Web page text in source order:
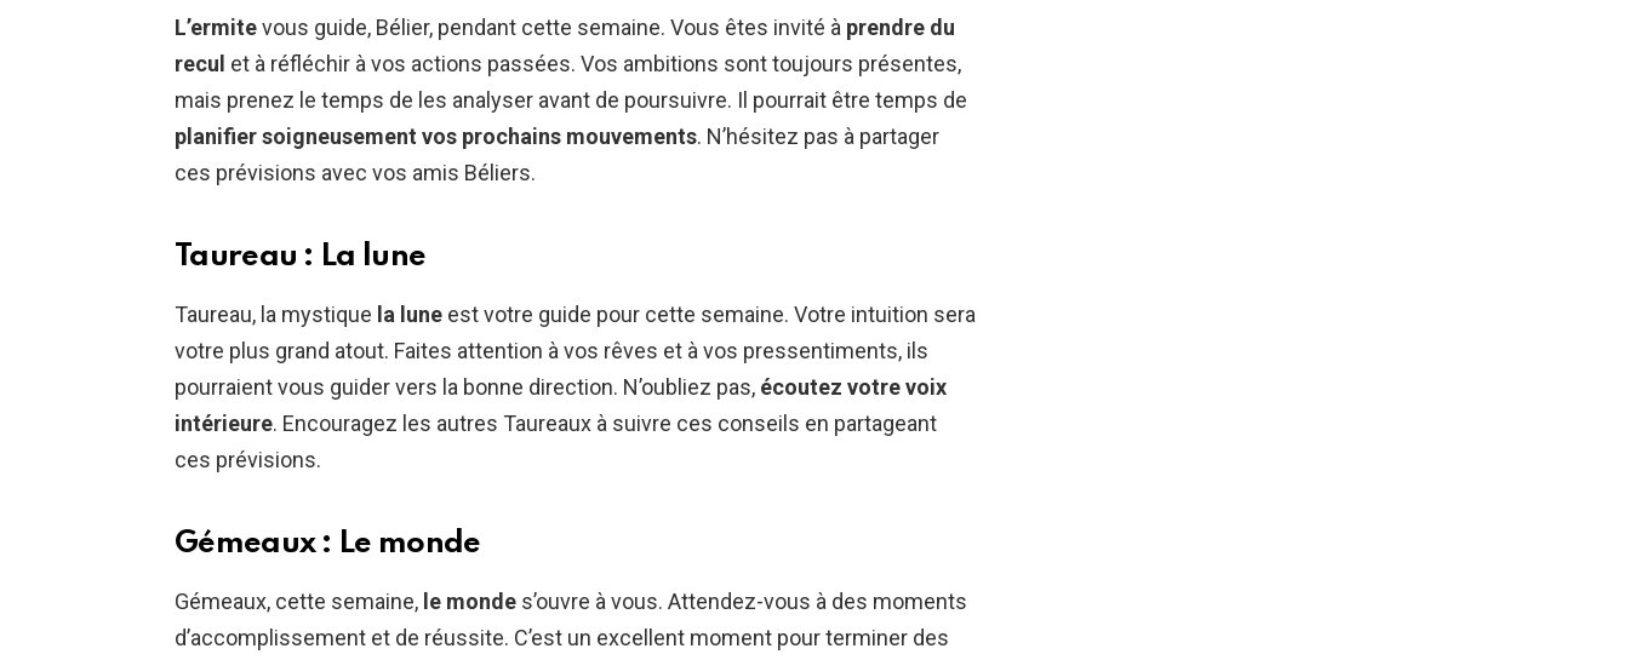
L’ermitevous guide, Bélier, pendant cette semaine. Vous êtes invité à prendre du
recul et à réfléchir à vos actions passées. Vos ambitions sont toujours présentes,
mais prenez le temps de les analyser avant de poursuivre. Il pourrait être temps de
planifier soigneusement vos prochains mouvements. N’hésitez pas à partager
ces prévisions avec vos amis Béliers.
Taureau : La lune
Taureau, la mystique la lune est votre guide pour cette semaine. Votre intuition sera
votre plus grand atout. Faites attention à vos rêves et à vos pressentiments, ils
pourraient vous guider vers la bonne direction. N’oubliez pas, écoutez votre voix
intérieure. Encouragez les autres Taureaux à suivre ces conseils en partageant
ces prévisions.
Gémeaux : Le monde
Gémeaux, cette semaine, le monde s’ouvre à vous. Attendez-vous à des moments
d’accomplissement et de réussite. C’est un excellent moment pour terminer des